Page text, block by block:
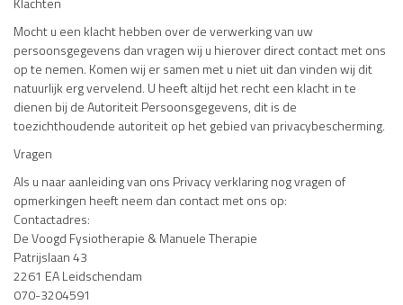
Mocht u een klacht hebben over de verwerking van uw
persoonsgegevens dan vragen wij u hierover direct contact met ons
op te nemen. Komen wij er samen met u niet uit dan vinden wij dit
natuurlijk erg vervelend. U heeft altijd het recht een klacht in te
dienen bij de Autoriteit Persoonsgegevens, dit is de
toezichthoudende autoriteit op het gebied van privacybescherming.
Vragen
Als u naar aanleiding van ons Privacy verklaring nog vragen of
opmerkingen heeft neem dan contact met ons op:
Contactadres:
De Voogd Fysiotherapie & Manuele Therapie
Patrijslaan 43
2261 EA Leidschendam
070-3204591